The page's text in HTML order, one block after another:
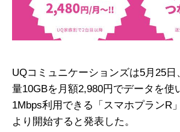
UQコミュニケーションズは5月25日
量10GBを月額2,980円でデータを使
1Mbps利用できる「スマホプランR
より開始すると発表した。